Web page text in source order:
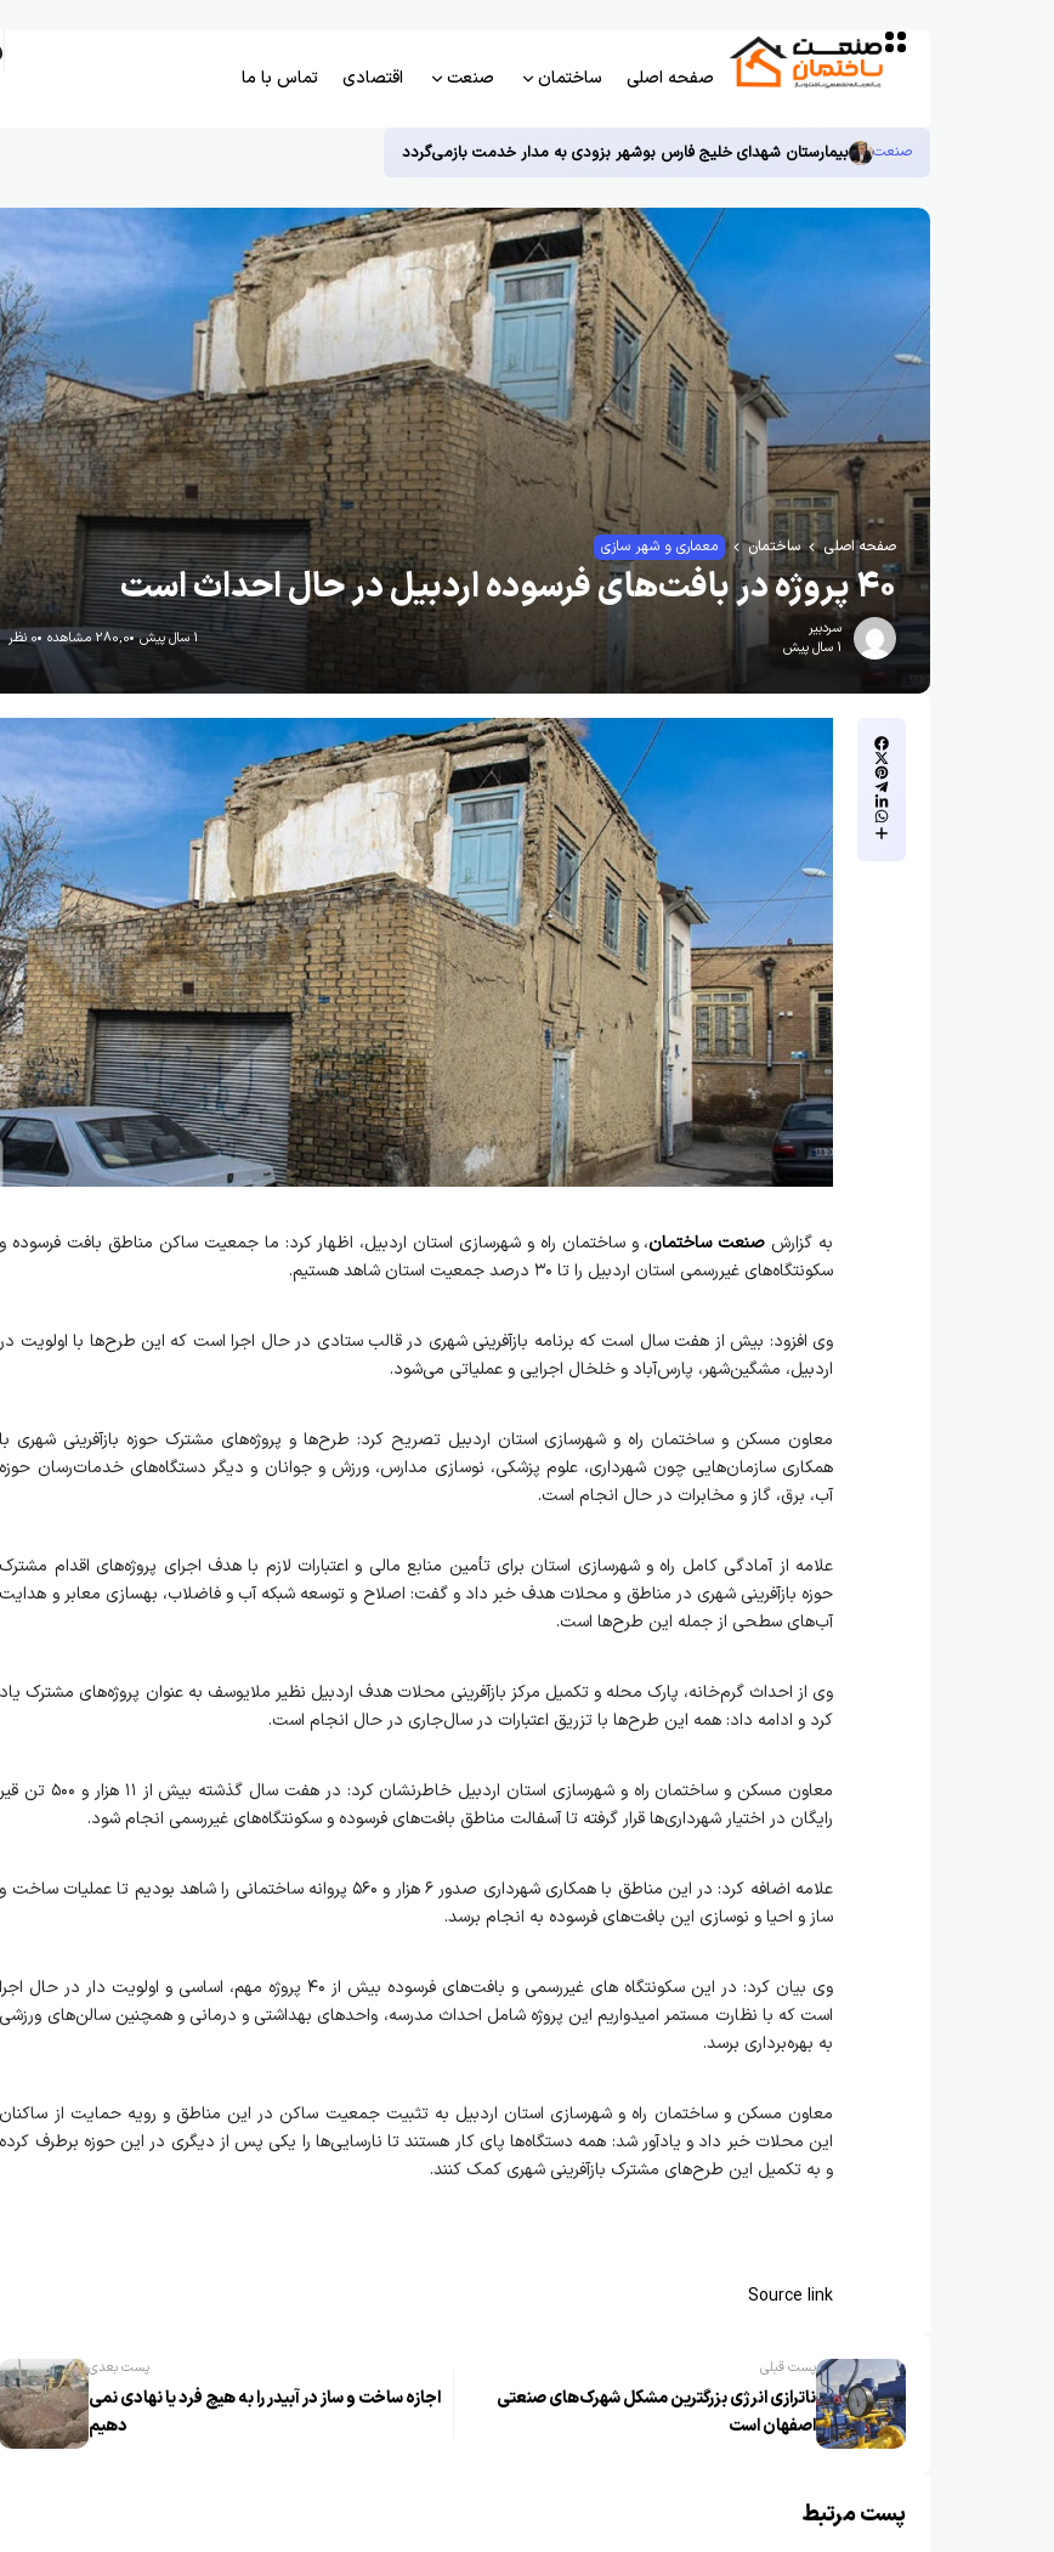
صفحه اصلی ساختمان صنعت اقتصادی تماس با ما
صنعت بیمارستان شهدای خلیج فارس بوشهر بزودی به مدار خدمت بازمی‌گردد
صفحه اصلی ساختمان معماری و شهر سازی
۴۰ پروژه در بافت‌های فرسوده اردبیل در حال احداث است
سردبیر
1 سال پیش
1 سال پیش 280,0 مشاهده 0 نظر
به گزارش صنعت ساختمان، و ساختمان راه و شهرسازی استان اردبیل، اظهار کرد: ما جمعیت ساکن مناطق بافت فرسوده و
سکونتگاه‌های غیررسمی استان اردبیل را تا ۳۰ درصد جمعیت استان شاهد هستیم.
وی افزود: بیش از هفت سال است که برنامه بازآفرینی شهری در قالب ستادی در حال اجرا است که این طرح‌ها با اولویت در
اردبیل، مشگین‌شهر، پارس‌آباد و خلخال اجرایی و عملیاتی می‌شود.
معاون مسکن و ساختمان راه و شهرسازی استان اردبیل تصریح کرد: طرح‌ها و پروژه‌های مشترک حوزه بازآفرینی شهری با
همکاری سازمان‌هایی چون شهرداری، علوم پزشکی، نوسازی مدارس، ورزش و جوانان و دیگر دستگاه‌های خدمات‌رسان حوزه
آب، برق، گاز و مخابرات در حال انجام است.
علامه از آمادگی کامل راه و شهرسازی استان برای تأمین منابع مالی و اعتبارات لازم با هدف اجرای پروژه‌های اقدام مشترک
حوزه بازآفرینی شهری در مناطق و محلات هدف خبر داد و گفت: اصلاح و توسعه شبکه آب و فاضلاب، بهسازی معابر و هدایت
آب‌های سطحی از جمله این طرح‌ها است.
وی از احداث گرم‌خانه، پارک محله و تکمیل مرکز بازآفرینی محلات هدف اردبیل نظیر ملایوسف به عنوان پروژه‌های مشترک یاد
کرد و ادامه داد: همه این طرح‌ها با تزریق اعتبارات در سال‌جاری در حال انجام است.
معاون مسکن و ساختمان راه و شهرسازی استان اردبیل خاطرنشان کرد: در هفت سال گذشته بیش از ۱۱ هزار و ۵۰۰ تن قیر
رایگان در اختیار شهرداری‌ها قرار گرفته تا آسفالت مناطق بافت‌های فرسوده و سکونتگاه‌های غیررسمی انجام شود.
علامه اضافه کرد: در این مناطق با همکاری شهرداری صدور ۶ هزار و ۵۶۰ پروانه ساختمانی را شاهد بودیم تا عملیات ساخت و
ساز و احیا و نوسازی این بافت‌های فرسوده به انجام برسد.
وی بیان کرد: در این سکونتگاه های غیررسمی و بافت‌های فرسوده بیش از ۴۰ پروژه مهم، اساسی و اولویت دار در حال اجرا
است که با نظارت مستمر امیدواریم این پروژه شامل احداث مدرسه، واحدهای بهداشتی و درمانی و همچنین سالن‌های ورزشی
به بهره‌برداری برسد.
معاون مسکن و ساختمان راه و شهرسازی استان اردبیل به تثبیت جمعیت ساکن در این مناطق و رویه حمایت از ساکنان
این محلات خبر داد و یادآور شد: همه دستگاه‌ها پای کار هستند تا نارسایی‌ها را یکی پس از دیگری در این حوزه برطرف کرده
و به تکمیل این طرح‌های مشترک بازآفرینی شهری کمک کنند.
Source link
پست قبلی
ناترازی انرژی بزرگترین مشکل شهرک‌های صنعتی
اصفهان است
پست بعدی
اجازه ساخت و ساز در آبیدر را به هیچ فرد یا نهادی نمی
دهیم
پست مرتبط